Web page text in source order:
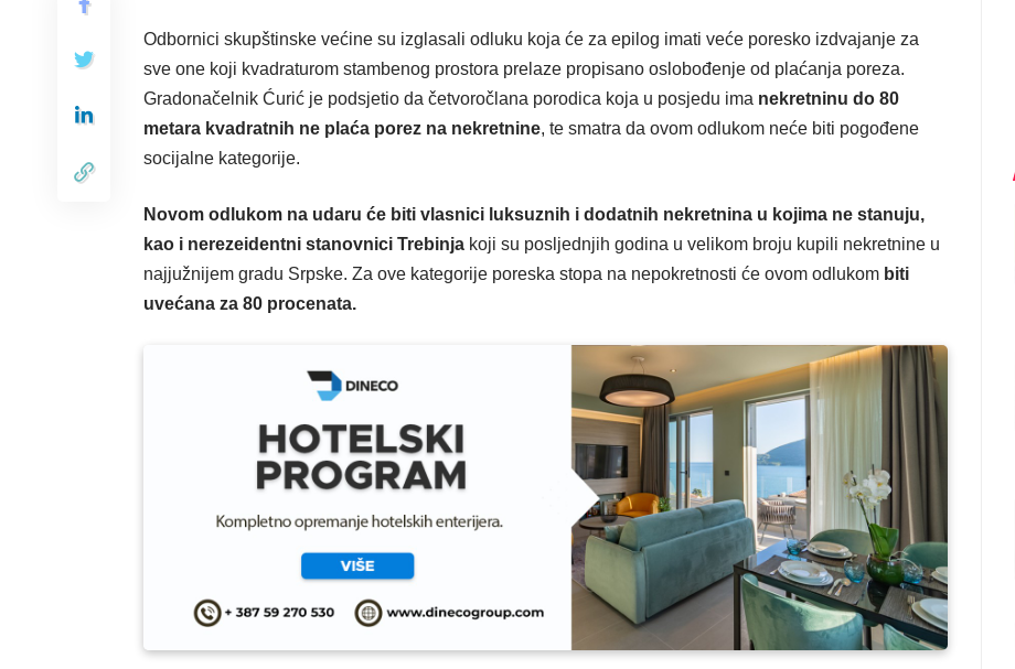
Odbornici skupštinske većine su izglasali odluku koja će za epilog imati veće poresko izdvajanje za
sve one koji kvadraturom stambenog prostora prelaze propisano oslobođenje od plaćanja poreza.
Gradonačelnik Ćurić je podsjetio da četvoročlana porodica koja u posjedu ima nekretninu do 80
metara kvadratnih ne plaća porez na nekretnine, te smatra da ovom odlukom neće biti pogođene
socijalne kategorije.
Novom odlukom na udaru će biti vlasnici luksuznih i dodatnih nekretnina u kojima ne stanuju,
kao i nerezeidentni stanovnici Trebinja koji su posljednjih godina u velikom broju kupili nekretnine u
najjužnijem gradu Srpske. Za ove kategorije poreska stopa na nepokretnosti će ovom odlukom biti
uvećana za 80 procenata.